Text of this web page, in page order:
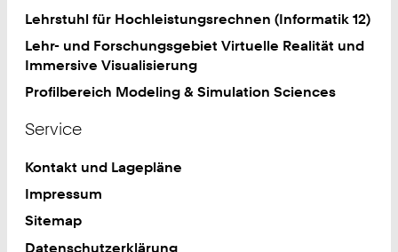
Lehrstuhl für Hochleistungsrechnen (Informatik 12)
Lehr- und Forschungsgebiet Virtuelle Realität und
Immersive Visualisierung
Profilbereich Modeling & Simulation Sciences
Service
Kontakt und Lagepläne
Impressum
Sitemap
Datenschutzerklärung